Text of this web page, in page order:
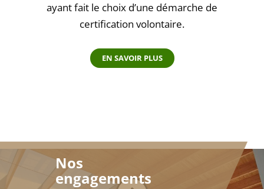
ayant fait le choix d’une démarche de
certification volontaire.
EN SAVOIR PLUS
Nos
engagements